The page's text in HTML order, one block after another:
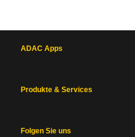
ADAC Apps
Produkte & Services
Folgen Sie uns